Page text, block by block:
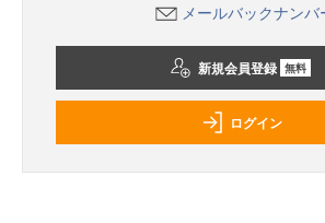
メールバックナンバ
新規会員登録 無料
ログイン